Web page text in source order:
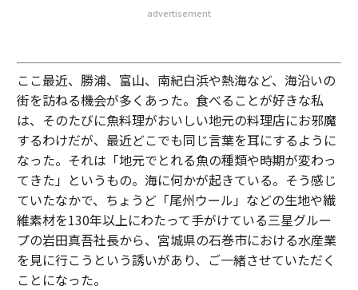
advertisement
ここ最近、勝浦、富山、南紀白浜や熱海など、海沿いの
街を訪ねる機会が多くあった。食べることが好きな私
は、そのたびに魚料理がおいしい地元の料理店にお邪魔
するわけだが、最近どこでも同じ言葉を耳にするように
なった。それは「地元でとれる魚の種類や時期が変わっ
てきた」というもの。海に何かが起きている。そう感じ
ていたなかで、ちょうど「尾州ウール」などの生地や繊
維素材を130年以上にわたって手がけている三星グルー
プの岩田真吾社長から、宮城県の石巻市における水産業
を見に行こうという誘いがあり、ご一緒させていただく
ことになった。